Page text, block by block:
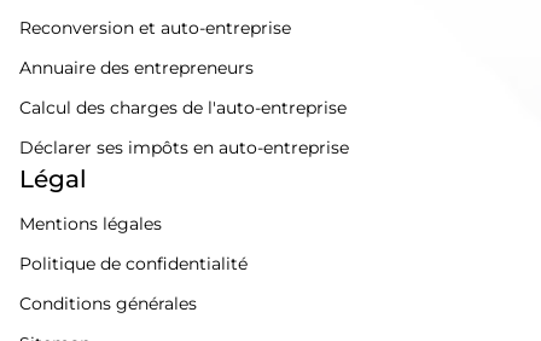
Reconversion et auto-entreprise
Annuaire des entrepreneurs
Calcul des charges de l'auto-entreprise
Déclarer ses impôts en auto-entreprise
Légal
Mentions légales
Politique de confidentialité
Conditions générales